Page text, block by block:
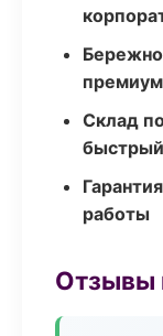
Склад
быстрый
работы
Отзывы